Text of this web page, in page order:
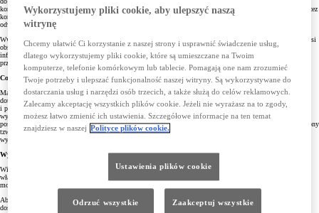
korzystania ze strony internetowej. TCE zapisuje i korzysta z plików cookies za Twoją zgodą wyrażoną poprzez
kontynuowanie przez Ciebie korzystania ze Stron bez zmiany ustawień przeglądarki, której używasz,
odwiedzając nasze strony, o czym informujemy poprzez baner na stronie („wyraźne działanie”).
Ww. strona posiada narzędzie, które pozwala Ci zarządzać ciasteczkami. Aby go użyć, Twoja przeglądarka musi
obsługiwać JavaScript. Jeżeli Twoja przeglądarka nie spełnia powyższego warunku, wciąż możesz przeglądać
informacje o ciasteczkach, ale zarządzanie nimi może odbywać się jedynie ręcznie poprzez ustawienia
przeglądarki.
Cofnięcie zgody na cookies
Masz prawo cofnąć zgodę na korzystanie przez Stronę z plików cookies. Służy temu np. zmiana ustawień
dotyczących plików cookies. Szczegółowe informacje o tym, jak dokonać rekonfiguracji ustawień urządzenia
i przeglądarki, dostępne są w ustawieniach oprogramowania (przeglądarki internetowej). Konkretna
wyszukiwarka internetowa umożliwia także blokady działania cookies. W pozostałym zakresie stosuje się
postanowienia
Polityki Prywatności. W wyniku zmiany ustawień konkretnej przeglądarki zostanie umieszczony
tzw. plik cookie opt – out, którego celem jest identyfikacji Twojego sprzeciwu. W każdej przeglądarce należy
wykonać taką samą operację wyłączenia cookies.
Wyłączenie plików cookie
Większość przeglądarek domyślnie akceptuje pliki cookies. Jeśli dezaktywujesz używanie plików cookies,
włączysz ostrzeżenia przed ich użyciem lub nie zaakceptujesz ustawień, niektóre funkcje na stronie Toyoty
mogą działać niepoprawnie lub być niedostępne.
Aby uzyskać więcej informacji o tym, jak Toyota przetwarza Twoje dane osobowe, a także o tym, jak żądać
dostępu do informacji i jak egzekwować przysługujące Ci prawa, zapoznaj się z nasząPolityką Prywatności
Wykorzystujemy pliki cookie, aby ulepszyć naszą
witrynę
Chcemy ułatwić Ci korzystanie z naszej strony i usprawnić świadczenie usług,
dlatego wykorzystujemy pliki cookie, które są umieszczane na Twoim
komputerze, telefonie komórkowym lub tablecie. Pomagają one nam zrozumieć
Twoje potrzeby i ulepszać funkcjonalność naszej witryny. Są wykorzystywane do
dostarczania usług i narzędzi osób trzecich, a także służą do celów reklamowych.
Zalecamy akceptację wszystkich plików cookie. Jeżeli nie wyrażasz na to zgody,
możesz łatwo zmienić ich ustawienia. Szczegółowe informacje na ten temat
znajdziesz w naszej Polityce plików cookie.
Ustawienia plików cookie
Odrzuć wszystkie Zaakceptuj wszystkie